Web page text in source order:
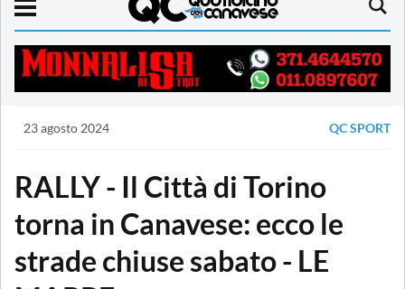
23 agosto 2024 QC SPORT
RALLY - Il Città di Torino
torna in Canavese: ecco le
strade chiuse sabato - LE